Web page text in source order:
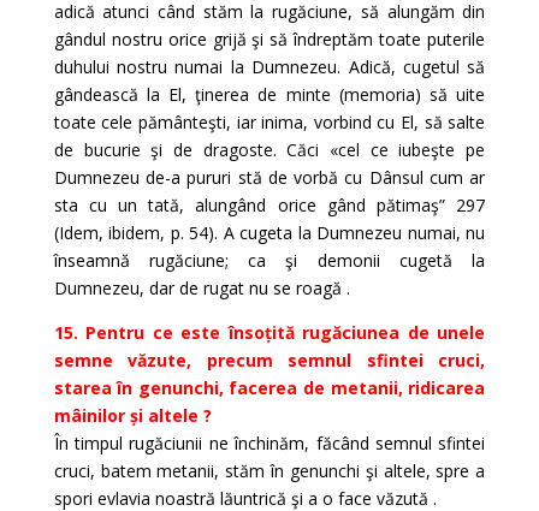
adică atunci când stăm la rugăciune, să alungăm din
gândul nostru orice grijă şi să îndreptăm toate puterile
duhului nostru numai la Dumnezeu. Adică, cugetul să
gândească la El, ţinerea de minte (memoria) să uite
toate cele pământeşti, iar inima, vorbind cu El, să salte
de bucurie şi de dragoste. Căci «cel ce iubeşte pe
Dumnezeu de-a pururi stă de vorbă cu Dânsul cum ar
sta cu un tată, alungând orice gând pătimaş” 297
(Idem, ibidem, p. 54). A cugeta la Dumnezeu numai, nu
înseamnă rugăciune; ca şi demonii cugetă la
Dumnezeu, dar de rugat nu se roagă .
15. Pentru ce este însoțită rugăciunea de unele
semne văzute, precum semnul sfintei cruci,
starea în genunchi, facerea de metanii, ridicarea
mâinilor și altele ?
În timpul rugăciunii ne închinăm, făcând semnul sfintei
cruci, batem metanii, stăm în genunchi şi altele, spre a
spori evlavia noastră lăuntrică şi a o face văzută .